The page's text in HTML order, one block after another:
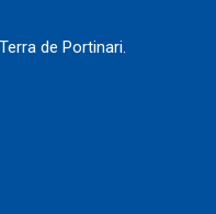
de Portinari.